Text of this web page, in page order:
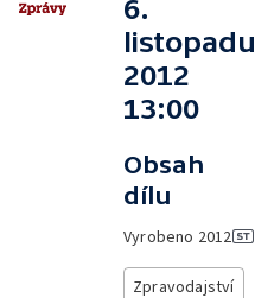
6.
listopadu
2012
13:00
Obsah
dílu
Vyrobeno 2012
Zpravodajství